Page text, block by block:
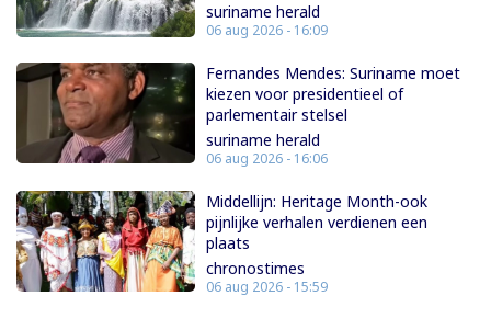
suriname herald
06 aug 2026 - 16:09
Fernandes Mendes: Suriname moet
kiezen voor presidentieel of
parlementair stelsel
suriname herald
06 aug 2026 - 16:06
Middellijn: Heritage Month-ook
pijnlijke verhalen verdienen een
plaats
chronostimes
06 aug 2026 - 15:59